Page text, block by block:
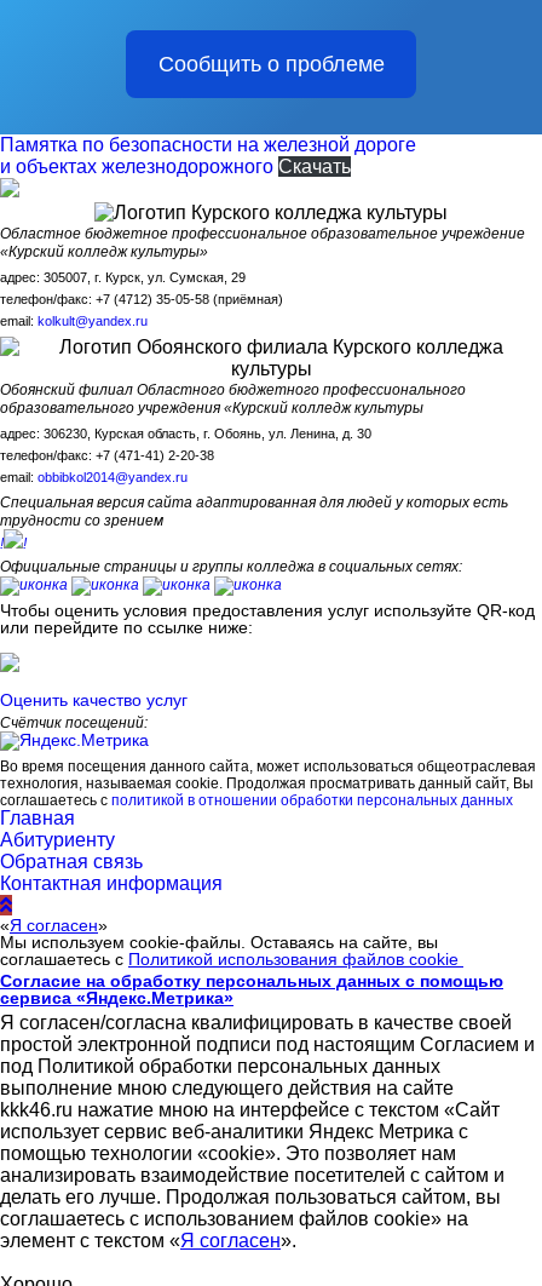
Сообщить о проблеме
Памятка по безопасности на железной дороге
и объектах железнодорожного Скачать
Областное бюджетное профессиональное образовательное учреждение
«Курский колледж культуры»
адрес: 305007, г. Курск, ул. Сумская, 29
телефон/факс: +7 (4712) 35-05-58 (приёмная)
email: kolkult@yandex.ru
Обоянский филиал Областного бюджетного профессионального
образовательного учреждения «Курский колледж культуры
адрес: 306230, Курская область, г. Обоянь, ул. Ленина, д. 30
телефон/факс: +7 (471-41) 2-20-38
email: obbibkol2014@yandex.ru
Специальная версия сайта адаптированная для людей у которых есть
трудности со зрением
!
!
Официальные страницы и группы колледжа в социальных сетях:
Чтобы оценить условия предоставления услуг используйте QR-код
или перейдите по ссылке ниже:
Оценить качество услуг
Счётчик посещений:
Во время посещения данного сайта, может использоваться общеотраслевая
технология, называемая cookie. Продолжая просматривать данный сайт, Вы
соглашаетесь с политикой в отношении обработки персональных данных
Главная
Абитуриенту
Обратная связь
Контактная информация
«Я согласен»
Мы используем cookie-файлы. Оставаясь на сайте, вы
соглашаетесь с Политикой использования файлов cookie
Согласие на обработку персональных данных с помощью
сервиса «Яндекс.Метрика»
Я согласен/согласна квалифицировать в качестве своей
простой электронной подписи под настоящим Согласием и
под Политикой обработки персональных данных
выполнение мною следующего действия на сайте
kkk46.ru нажатие мною на интерфейсе с текстом «Сайт
использует сервис веб-аналитики Яндекс Метрика с
помощью технологии «cookie». Это позволяет нам
анализировать взаимодействие посетителей с сайтом и
делать его лучше. Продолжая пользоваться сайтом, вы
соглашаетесь с использованием файлов cookie» на
элемент с текстом «Я согласен».